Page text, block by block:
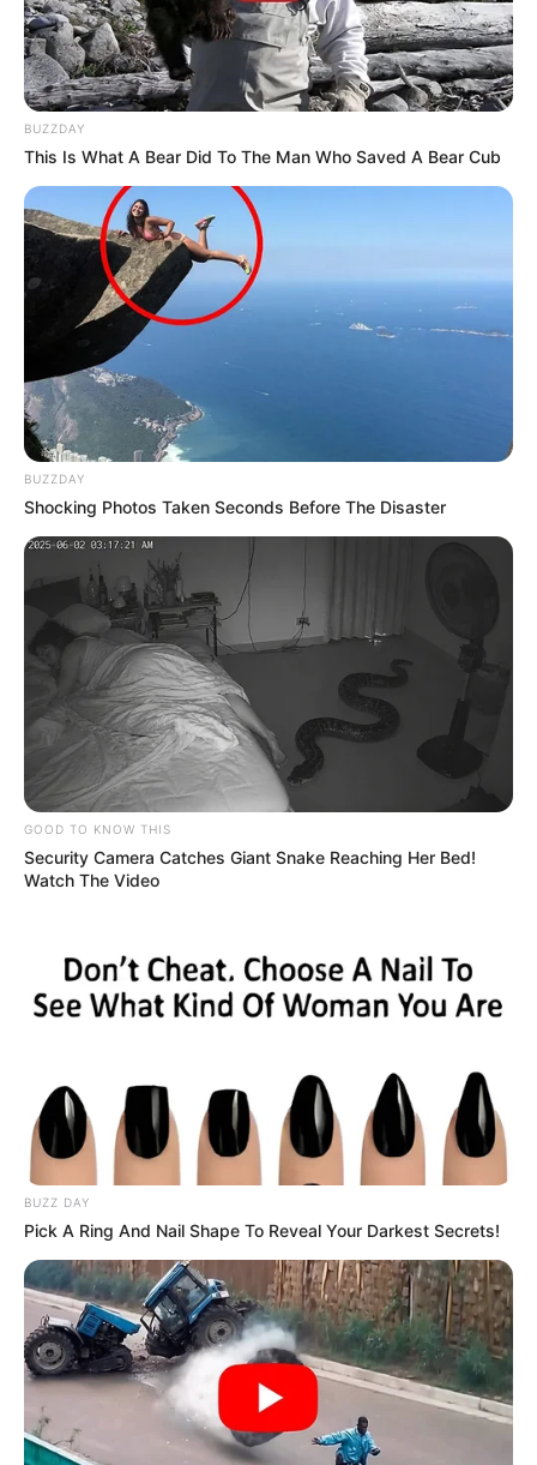
BUZZDAY
This Is What A Bear Did To The Man Who Saved A Bear Cub
BUZZDAY
Shocking Photos Taken Seconds Before The Disaster
GOOD TO KNOW THIS
Security Camera Catches Giant Snake Reaching Her Bed!
Watch The Video
BUZZ DAY
Pick A Ring And Nail Shape To Reveal Your Darkest Secrets!